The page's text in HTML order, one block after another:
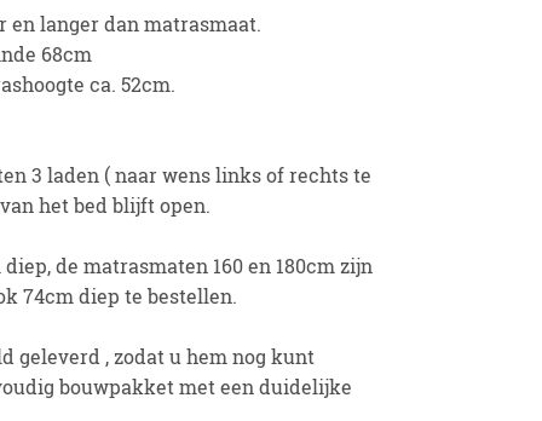
en langer dan matrasmaat.
68cm
ca. 52cm.
3 laden ( naar wens links of rechts te
het bed blijft open.
de matrasmaten 160 en 180cm zijn
74cm diep te bestellen.
geleverd , zodat u hem nog kunt
bouwpakket met een duidelijke